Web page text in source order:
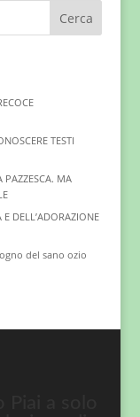
Cerca
TESTI
PAZZESCA. MA
DELL’ADORAZIONE
del sano ozio